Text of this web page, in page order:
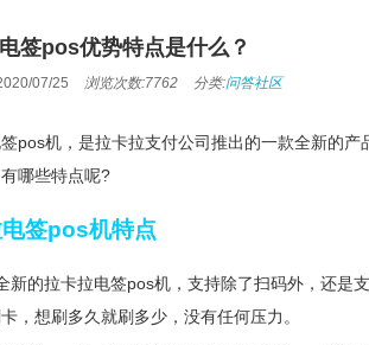
签pos优势特点是什么？
07/25 浏览次数:7762 分类:问答社区
pos机，是拉卡拉支付公司推出的一款全新的
哪些特点呢?
签pos机特点
新的拉卡拉电签pos机，支持除了扫码外，还是
，想刷多久就刷多少，没有任何压力。